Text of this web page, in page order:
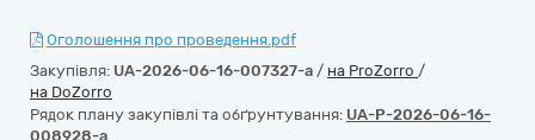
Оголошення про проведення.pdf
Закупівля: UA-2026-06-16-007327-a / на ProZorro /
на DoZorro
Рядок плану закупівлі та обґрунтування: UA-P-2026-06-16-
008928-a